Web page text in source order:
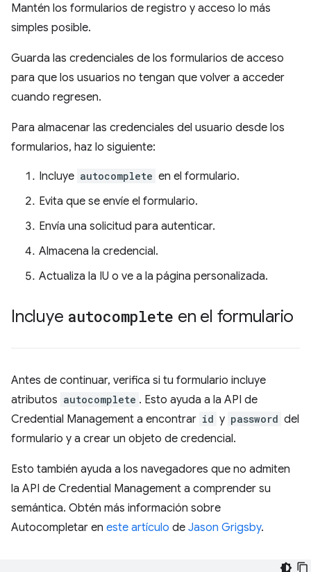
Mantén los formularios de registro y acceso lo más
simples posible.
Guarda las credenciales de los formularios de acceso
para que los usuarios no tengan que volver a acceder
cuando regresen.
Para almacenar las credenciales del usuario desde los
formularios, haz lo siguiente:
Incluye autocomplete en el formulario.
Evita que se envíe el formulario.
Envía una solicitud para autenticar.
Almacena la credencial.
Actualiza la IU o ve a la página personalizada.
Incluye autocomplete en el formulario
Antes de continuar, verifica si tu formulario incluye
atributos autocomplete . Esto ayuda a la API de
Credential Management a encontrar id y password del
formulario y a crear un objeto de credencial.
Esto también ayuda a los navegadores que no admiten
la API de Credential Management a comprender su
semántica. Obtén más información sobre
Autocompletar en este artículo de Jason Grigsby.